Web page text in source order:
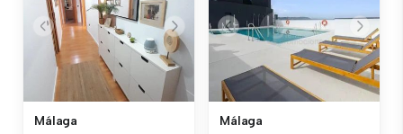
Málaga Málaga